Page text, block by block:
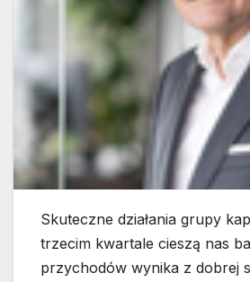
Skuteczne działania grupy
trzecim kwartale cieszą nas
przychodów wynika z dobrej